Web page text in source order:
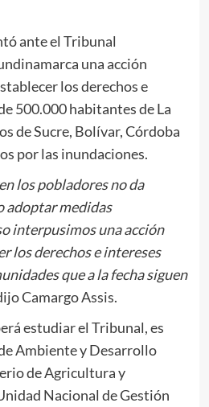
ante el Tribunal
una acción
los derechos e
500.000 habitantes de La
de Sucre, Bolívar, Córdoba
por las inundaciones.
los pobladores no da
adoptar medidas
interpusimos una acción
los derechos e intereses
que a la fecha siguen
Camargo Assis.
estudiar el Tribunal, es
Ambiente y Desarrollo
de Agricultura y
Nacional de Gestión